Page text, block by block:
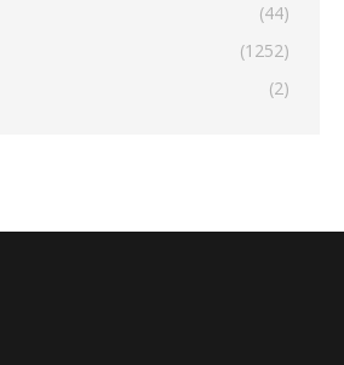
(44)
(1252)
(2)